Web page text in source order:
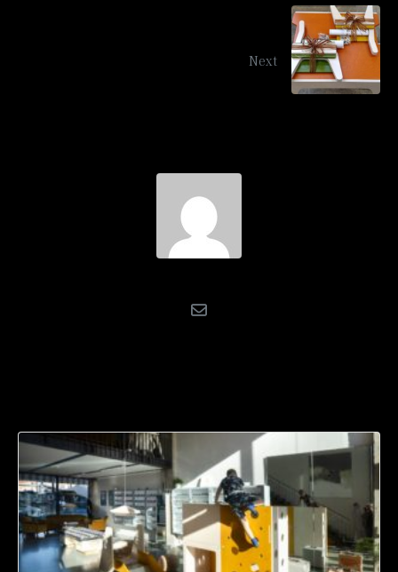
Next